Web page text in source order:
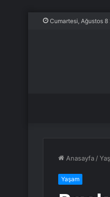
Cumartesi, Ağustos 8
Anasayfa /
Yaşam